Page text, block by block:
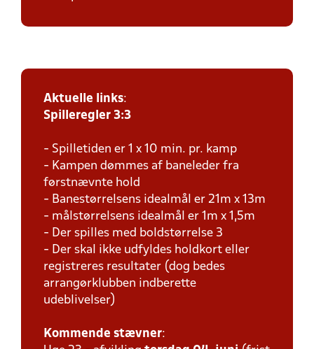
Aktuelle links:
Spilleregler 3:3
- Spilletiden er 1 x 10 min. pr. kamp
- Kampen dømmes af baneleder fra
førstnævnte hold
- Banestørrelsens idealmål er 21m x 13m
- målstørrelsens idealmål er 1m x 1,5m
- Der spilles med boldstørrelse 3
- Der skal ikke udfyldes holdkort eller
registreres resultater (dog bedes
arrangørklubben indberette
udeblivelser)
Kommende stævner: